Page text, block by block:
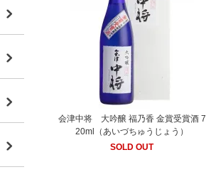
会津中将 大吟醸 福乃香 金賞受賞酒 7
20ml（あいづちゅうじょう）
SOLD OUT